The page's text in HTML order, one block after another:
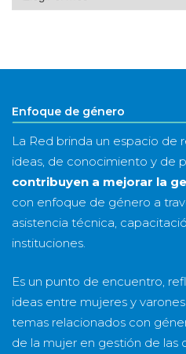
por
año
Enfoque de género
La Red brinda un espacio de
ideas, de conocimiento y de
contribuyen a mejorar la
con enfoque de género a
asistencia técnica,
instituciones.
Es un punto de encuentro,
ideas entre mujeres y
temas relacionados con
de la mujer en gestión de las